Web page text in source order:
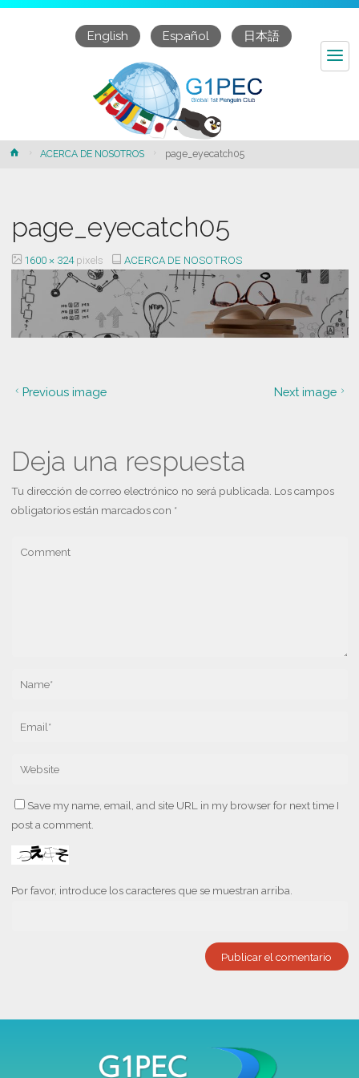
English Español 日本語
page_eyecatch05
HomeACERCA DE NOSOTROS page_eyecatch05
page_eyecatch05
Full
size
1600 × 324pixels ACERCA DE NOSOTROS
Previous image Next image
Deja una respuesta
Tu dirección de correo electrónico no será publicada. Los campos
obligatorios están marcados con *
Save my name, email, and site URL in my browser for next time I
post a comment.
Por favor, introduce los caracteres que se muestran arriba.